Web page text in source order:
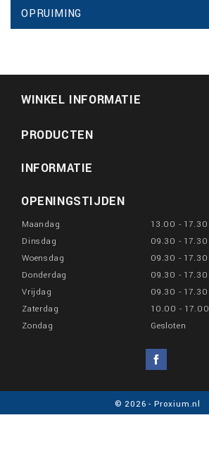
OPRUIMING
WINKEL INFORMATIE
PRODUCTEN
INFORMATIE
OPENINGSTIJDEN
Maandag
13.00 - 17.30
Dinsdag
09.30 - 17.30
Woensdag
09.30 - 17.30
Donderdag
09.30 - 17.30
Vrijdag
09.30 - 17.30
Zaterdag
10.00 - 17.00
Zondag
Gesloten
© 2026 - Proxium.nl